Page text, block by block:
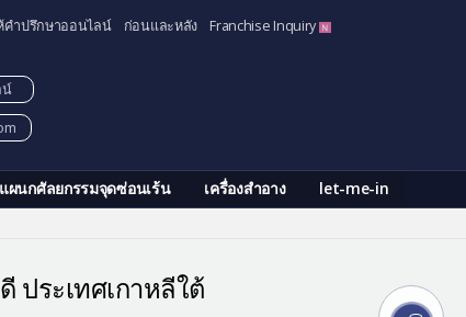
คำปรึกษาออนไลน์ ก่อนและหลัง Franchise Inquiry
แผนกศัลยกรรมจุดซ่อนเร้น เครื่องสำอาง
let-me-in
น์
ประเทศเกาหลีใต้